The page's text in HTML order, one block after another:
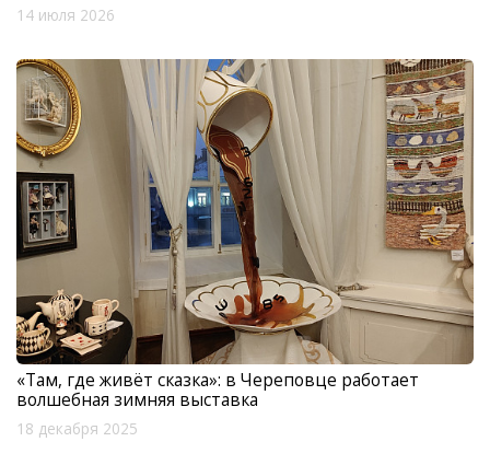
14 июля 2026
«Там, где живёт сказка»: в Череповце работает
волшебная зимняя выставка
18 декабря 2025